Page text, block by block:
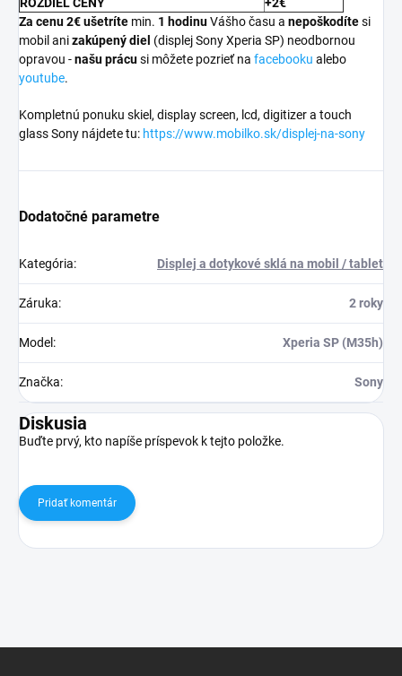
ROZDIEL CENY
+2€
Za cenu 2€ ušetríte min. 1 hodinuVášho času a nepoškodítesi
mobil anizakúpený diel (displej Sony Xperia SP) neodbornou
opravou -našu prácusi môžete pozrieť na facebooku alebo
youtube.
Kompletnú ponuku skiel, display screen, lcd, digitizer a touch
glass Sony nájdete tu: https://www.mobilko.sk/displej-na-sony
Dodatočné parametre
Kategória: Displej a dotykové sklá na mobil / tablet
Záruka: 2 roky
Model : Xperia SP (M35h)
Značka: Sony
Diskusia
Buďte prvý, kto napíše príspevok k tejto položke.
Pridať komentár